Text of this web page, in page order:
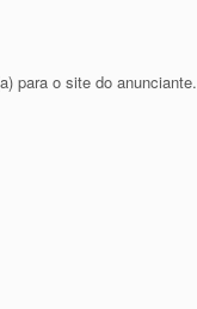
para o site do anunciante.